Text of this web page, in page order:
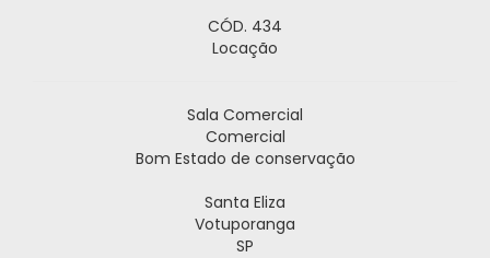
CÓD. 434
Locação
Sala Comercial
Comercial
Bom Estado de conservação
Santa Eliza
Votuporanga
SP